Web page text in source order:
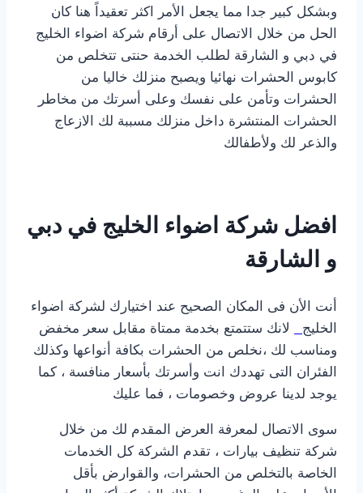
وبشكل كبير جدا مما يجعل الأمر اكثر تعقيداً هنا كان
الحل من خلال الاتصال على أرقام شركة اضواء الخليج
في دبي و الشارقة لطلب الخدمة حنتى تتخلص من
كابوس الحشرات نهائيا ويصبح منزلك خاليا من
الحشرات وتأمن على نفسك وعلى أسرتك من مخاطر
الحشرات المنتشرة داخل منزلك مسببة لك الازعاج
والذعر لك ولأطفالك
افضل شركة اضواء الخليج في دبي
و الشارقة
أنت الأن فى المكان الصحيح عند اختيارك لشركة اضواء
الخليج
لانك ستتمتع بخدمة ممتاة مقابل سعر مخفض
ومناسب لك ،نخلص من الحشرات بكافة أنواعها وكذلك
الفئران التى تهددك انت وأسرتك بأسعار منافسة ، كما
يوجد لدينا عروض وخصومات ، فما عليك
سوى الاتصال لمعرفة العرض المقدم لك من خلال
شركة تنظيف بيارات ، تقدم الشركة كل الخدمات
الخاصة بالتخلص من الحشرات، والقوارض بأقل